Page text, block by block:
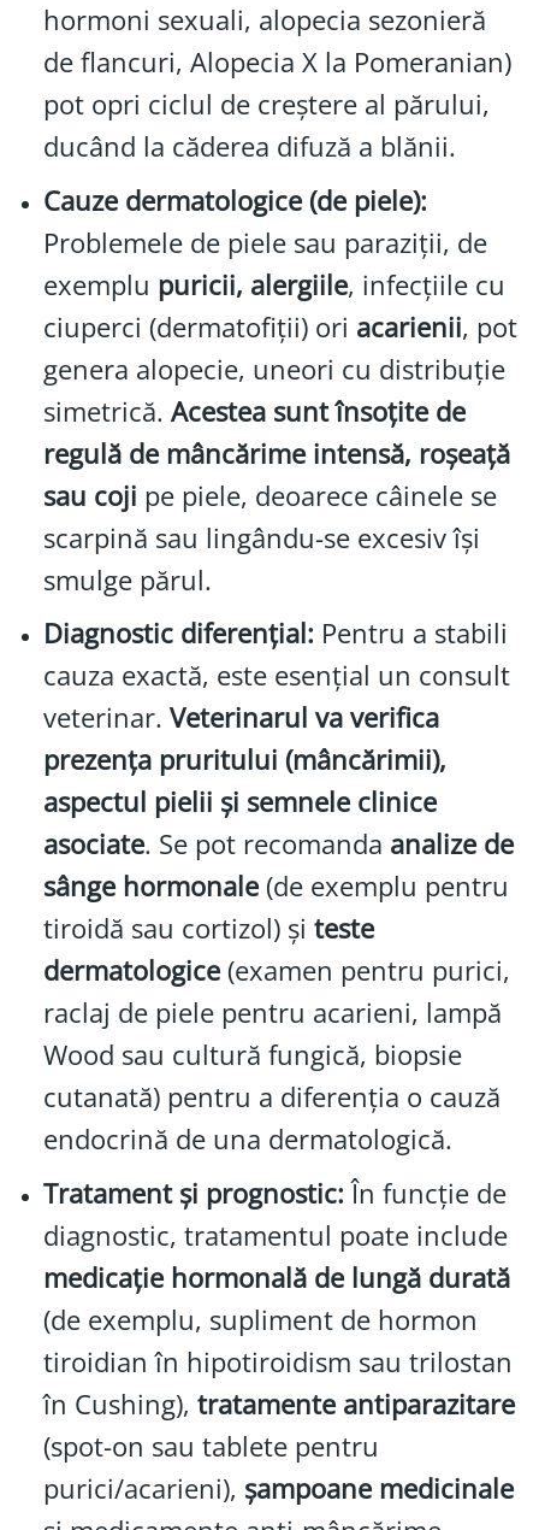
hormoni sexuali, alopecia sezonieră
de flancuri, Alopecia X la Pomeranian)
pot opri ciclul de creștere al părului,
ducând la căderea difuză a blănii.
Cauze dermatologice (de piele):
Problemele de piele sau paraziții, de
exemplu puricii, alergiile, infecțiile cu
ciuperci (dermatofiții) ori acarienii, pot
genera alopecie, uneori cu distribuție
simetrică. Acestea sunt însoțite de
regulă de mâncărime intensă, roșeață
sau coji pe piele, deoarece câinele se
scarpină sau lingându-se excesiv își
smulge părul.
Diagnostic diferențial: Pentru a stabili
cauza exactă, este esențial un consult
veterinar. Veterinarul va verifica
prezența pruritului (mâncărimii),
aspectul pielii și semnele clinice
asociate. Se pot recomanda analize de
sânge hormonale(de exemplu pentru
tiroidă sau cortizol) și teste
dermatologice(examen pentru purici,
raclaj de piele pentru acarieni, lampă
Wood sau cultură fungică, biopsie
cutanată) pentru a diferenția o cauză
endocrină de una dermatologică.
Tratament și prognostic:În funcție de
diagnostic, tratamentul poate include
medicație hormonală de lungă durată
(de exemplu, supliment de hormon
tiroidian în hipotiroidism sau trilostan
în Cushing), tratamente antiparazitare
(spot-on sau tablete pentru
purici/acarieni), șampoane medicinale